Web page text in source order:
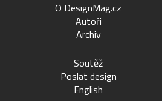
O DesignMag.cz
Autoři
Archiv
Soutěž
Poslat design
English